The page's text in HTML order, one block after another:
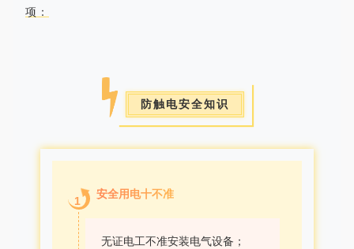
项：
防触电安全知识
1
安全用电十不准
无证电工不准安装电气设备；